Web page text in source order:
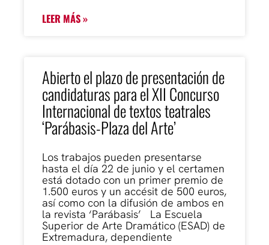
LEER MÁS »
Abierto el plazo de presentación de
candidaturas para el XII Concurso
Internacional de textos teatrales
‘Parábasis-Plaza del Arte’
Los trabajos pueden presentarse
hasta el día 22 de junio y el certamen
está dotado con un primer premio de
1.500 euros y un accésit de 500 euros,
así como con la difusión de ambos en
la revista ‘Parábasis’ La Escuela
Superior de Arte Dramático (ESAD) de
Extremadura, dependiente